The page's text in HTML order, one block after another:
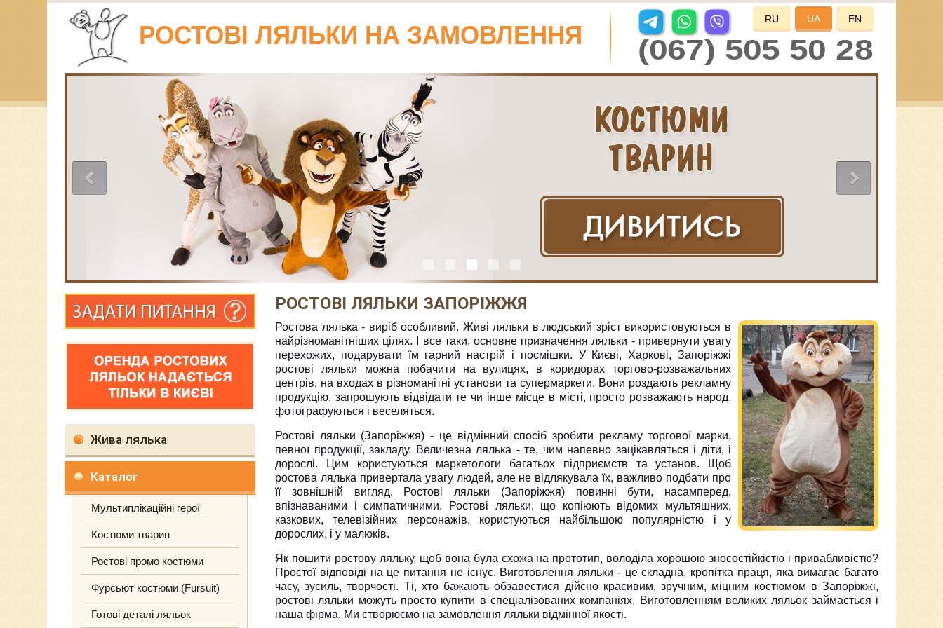
RU UA EN
РОСТОВІ ЛЯЛЬКИ НА ЗАМОВЛЕННЯ (067) 505 50 28
Жива лялька
Каталог
Мультиплікаційні герої
Костюми тварин
Ростові промо костюми
Фурсьют костюми (Fursuit)
Готові деталі ляльок
РОСТОВІ ЛЯЛЬКИ ЗАПОРІЖЖЯ
Ростова лялька - виріб особливий. Живі ляльки в людський зріст використовуються в
найрізноманітніших цілях. І все таки, основне призначення ляльки - привернути увагу
перехожих, подарувати їм гарний настрій і посмішки. У Києві, Харкові, Запоріжжі
ростові ляльки можна побачити на вулицях, в коридорах торгово-розважальних
центрів, на входах в різноманітні установи та супермаркети. Вони роздають рекламну
продукцію, запрошують відвідати те чи інше місце в місті, просто розважають народ,
фотографуються і веселяться.
Ростові ляльки (Запоріжжя) - це відмінний спосіб зробити рекламу торгової марки,
певної продукції, закладу. Величезна лялька - те, чим напевно зацікавляться і діти, і
дорослі. Цим користуються маркетологи багатьох підприємств та установ. Щоб
ростова лялька привертала увагу людей, але не відлякувала їх, важливо подбати про
її зовнішній вигляд. Ростові ляльки (Запоріжжя) повинні бути, насамперед,
впізнаваними і симпатичними. Ростові ляльки, що копіюють відомих мультяшних,
казкових, телевізійних персонажів, користуються найбільшою популярністю і у
дорослих, і у малюків.
Як пошити ростову ляльку, щоб вона була схожа на прототип, володіла хорошою зносостійкістю і привабливістю?
Простої відповіді на це питання не існує. Виготовлення ляльки - це складна, кропітка праця, яка вимагає багато
часу, зусиль, творчості. Ті, хто бажають обзавестися дійсно красивим, зручним, міцним костюмом в Запоріжжі,
ростові ляльки можуть просто купити в спеціалізованих компаніях. Виготовленням великих ляльок займається і
наша фірма. Ми створюємо на замовлення ляльки відмінної якості.